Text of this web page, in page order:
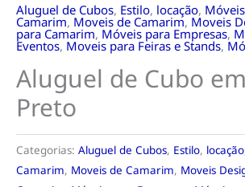
Aluguel de Cubos, Estilo, locação, Móveis
Camarim, Moveis de Camarim, Moveis
para Camarim, Móveis para Empresas,
Eventos, Moveis para Feiras e Stands,
Aluguel de Cubo
Preto
Categorias: Aluguel de Cubos, Estilo, locação
Camarim, Moveis de Camarim, Moveis